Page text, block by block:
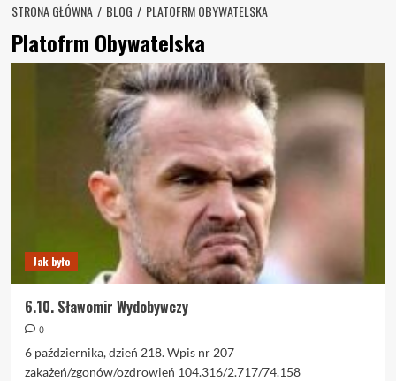
STRONA GŁÓWNA BLOG PLATOFRM OBYWATELSKA
Platofrm Obywatelska
Jak było
6.10. Sławomir Wydobywczy
0
6 października, dzień 218. Wpis nr 207
zakażeń/zgonów/ozdrowień 104.316/2.717/74.158